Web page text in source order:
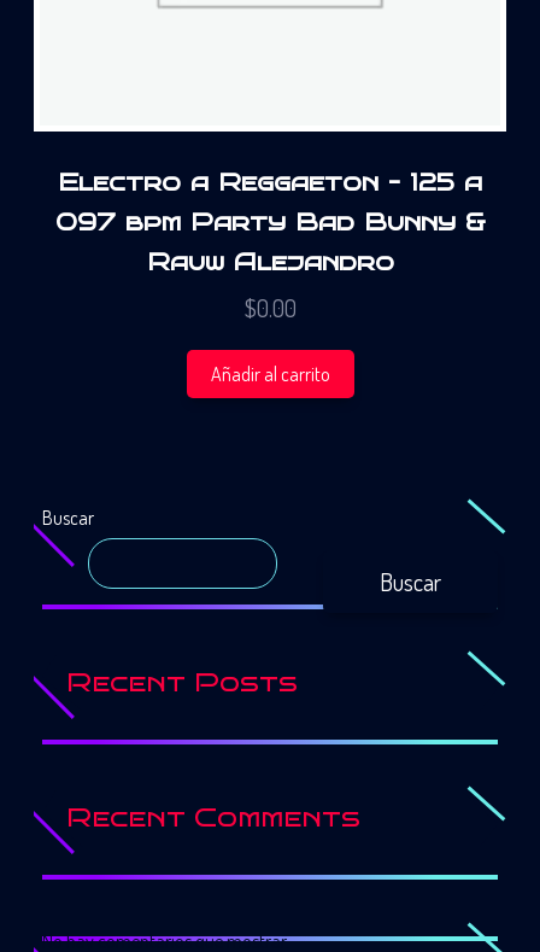
Electro a Reggaeton – 125 a
097 bpm Party Bad Bunny &
Rauw Alejandro
$0.00
Añadir al carrito
Buscar
Buscar
Recent Posts
Recent Comments
No hay comentarios que mostrar.